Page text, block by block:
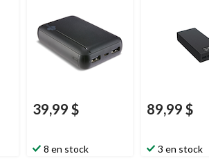
39,99 $
8 en stock
89,99 $
3 en stock